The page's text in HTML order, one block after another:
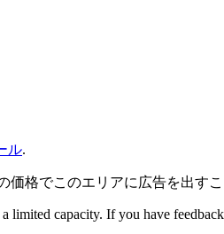
ル.
価格でこのエリアに広告を出すこ
limited capacity. If you have